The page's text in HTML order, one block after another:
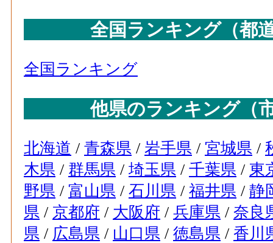
八戸市(青森県)
72
北九州市(福岡県)
73
稲沢市(愛知県)
74
東広島市(広島県)
75
鳩山町(埼玉県)
76
福山市(広島県)
77
那珂市(茨城県)
78
霧島市(鹿児島県)
79
松戸市(千葉県)
全国ランキング（都
全国ランキング
他県のランキング（
北海道 / 青森県 / 岩手県 / 宮城県 /
木県 / 群馬県 / 埼玉県 / 千葉県 / 東
野県 / 富山県 / 石川県 / 福井県 / 静
県 / 京都府 / 大阪府 / 兵庫県 / 奈良
県 / 広島県 / 山口県 / 徳島県 / 香川